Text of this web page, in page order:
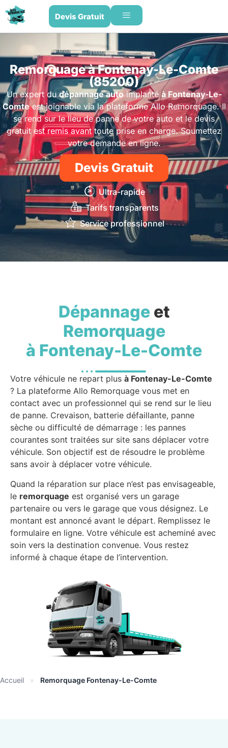
Devis Gratuit
Remorquage à Fontenay-Le-Comte
(85200)
Un expert dudépannage autoimplantéà Fontenay-Le-
Comteest joignable via la plateforme Allo Remorquage. Il
se rend sur le lieu de panne de votre auto et le devis
gratuit est remis avant toute prise en charge. Soumettez
votre demande en ligne.
Devis Gratuit
Ultra-rapide
Tarifs transparents
Service professionnel
Dépannageet
Remorquage
à Fontenay-Le-Comte
Votre véhicule ne repart plus à Fontenay-Le-Comte
? La plateforme Allo Remorquage vous met en
contact avec un professionnel qui se rend sur le lieu
de panne. Crevaison, batterie défaillante, panne
sèche ou difficulté de démarrage : les pannes
courantes sont traitées sur site sans déplacer votre
véhicule. Son objectif est de résoudre le problème
sans avoir à déplacer votre véhicule.
Quand la réparation sur place n’est pas envisageable,
le remorquage est organisé vers un garage
partenaire ou vers le garage que vous désignez. Le
montant est annoncé avant le départ. Remplissez le
formulaire en ligne. Votre véhicule est acheminé avec
soin vers la destination convenue. Vous restez
informé à chaque étape de l’intervention.
Accueil » Remorquage Fontenay-Le-Comte